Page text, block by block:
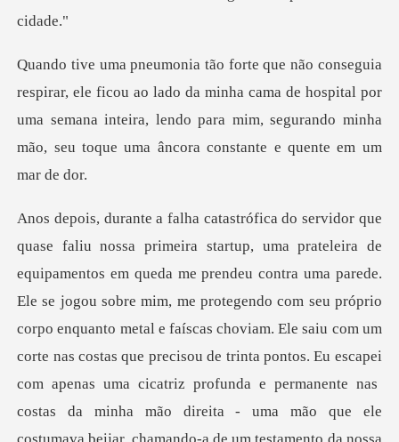
o lado da minha cama de hospital por
uma semana inteira, lendo para mim, se
e se jogou sobre mim, me protegendo com seu próprio
corpo enquanto metal e faíscas choviam. Ele saiu com um
corte nas costas que precisou de trinta pontos. Eu escapei